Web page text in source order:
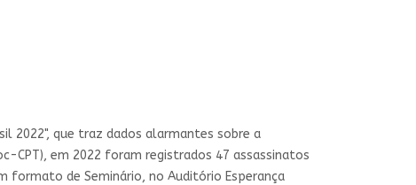
2022", que traz dados alarmantes sobre a
CPT), em 2022 foram registrados 47 assassinatos
de Seminário, no Auditório Esperança